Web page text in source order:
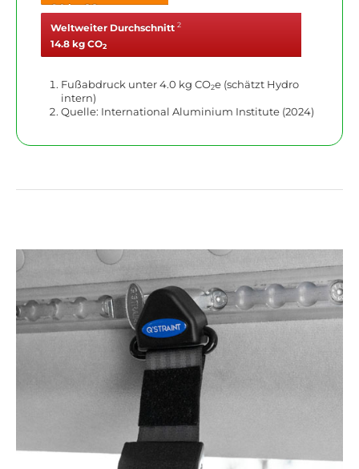
6.9 kg CO
Weltweiter Durchschnitt 2
14.8 kg CO2
Fußabdruck unter 4.0 kg CO2e (schätzt Hydro
intern)
Quelle: International Aluminium Institute (2024)